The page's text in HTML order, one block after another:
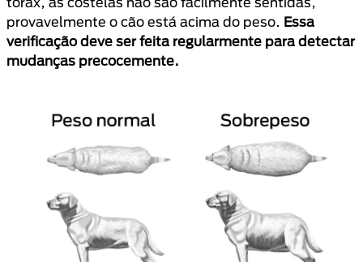
provavelmente o cão está acima do peso. Essa
verificação deve ser feita regularmente para detectar
mudanças precocemente.